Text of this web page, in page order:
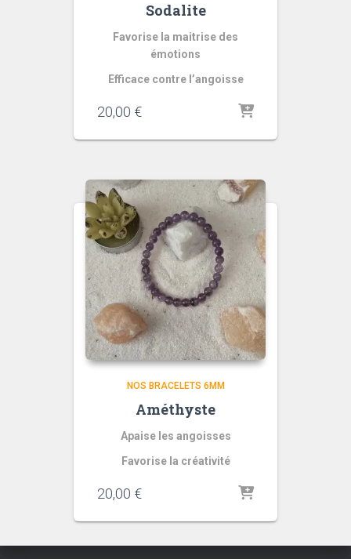
Sodalite
Favorise la maitrise des
émotions
Efficace contre l’angoisse
20,00 €
NOS BRACELETS 6MM
Améthyste
Apaise les angoisses
Favorise la créativité
20,00 €